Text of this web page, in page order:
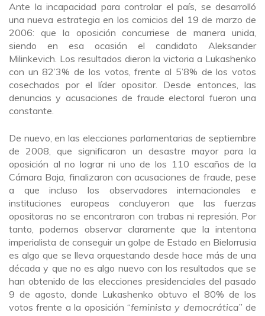
Ante la incapacidad para controlar el país, se desarrolló
una nueva estrategia en los comicios del 19 de marzo de
2006: que la oposición concurriese de manera unida,
siendo en esa ocasión el candidato Aleksander
Milinkevich. Los resultados dieron la victoria a Lukashenko
con un 82’3% de los votos, frente al 5’8% de los votos
cosechados por el líder opositor. Desde entonces, las
denuncias y acusaciones de fraude electoral fueron una
constante.
De nuevo, en las elecciones parlamentarias de septiembre
de 2008, que significaron un desastre mayor para la
oposición al no lograr ni uno de los 110 escaños de la
Cámara Baja, finalizaron con acusaciones de fraude, pese
a que incluso los observadores internacionales e
instituciones europeas concluyeron que las fuerzas
opositoras no se encontraron con trabas ni represión. Por
tanto, podemos observar claramente que la intentona
imperialista de conseguir un golpe de Estado en Bielorrusia
es algo que se lleva orquestando desde hace más de una
década y que no es algo nuevo con los resultados que se
han obtenido de las elecciones presidenciales del pasado
9 de agosto, donde Lukashenko obtuvo el 80% de los
votos frente a la oposición “feminista y democrática” de